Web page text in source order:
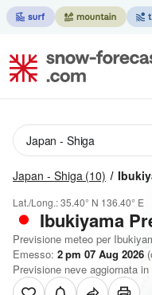
Japan - Shiga (10)
Lat./Long.:35.40° N 136.40° E
Ibukiyama
Previsione meteo per
Emesso: 2 pm 07 Aug 2026
Previsione neve aggiornata in